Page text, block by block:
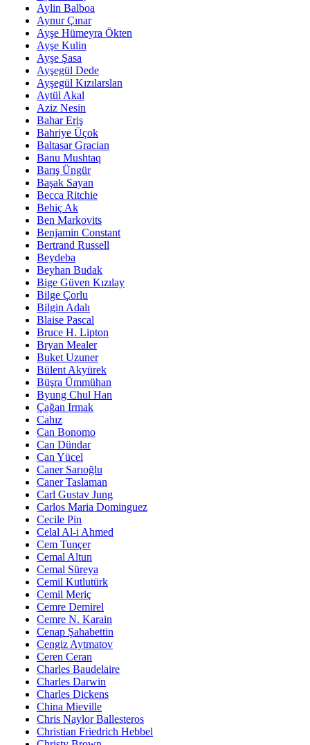
Aylin Balboa
Aynur Çınar
Ayşe Hümeyra Ökten
Ayşe Kulin
Ayşe Şasa
Ayşegül Dede
Ayşegül Kızılarslan
Aytül Akal
Aziz Nesin
Bahar Eriş
Bahriye Üçok
Baltasar Gracian
Banu Mushtaq
Barış Üngür
Başak Sayan
Becca Ritchie
Behiç Ak
Ben Markovits
Benjamin Constant
Bertrand Russell
Beydeba
Beyhan Budak
Bige Güven Kızılay
Bilge Çorlu
Bilgin Adalı
Blaise Pascal
Bruce H. Lipton
Bryan Mealer
Buket Uzuner
Bülent Akyürek
Büşra Ümmühan
Byung Chul Han
Çağan Irmak
Cahız
Can Bonomo
Can Dündar
Can Yücel
Caner Sarıoğlu
Caner Taslaman
Carl Gustav Jung
Carlos Maria Dominguez
Cecile Pin
Celal Al-i Ahmed
Cem Tunçer
Cemal Altun
Cemal Süreya
Cemil Kutlutürk
Cemil Meriç
Cemre Demirel
Cemre N. Karain
Cenap Şahabettin
Cengiz Aytmatov
Ceren Ceran
Charles Baudelaire
Charles Darwin
Charles Dickens
China Mieville
Chris Naylor Ballesteros
Christian Friedrich Hebbel